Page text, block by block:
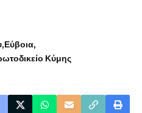
Εύβοια
Κύμης